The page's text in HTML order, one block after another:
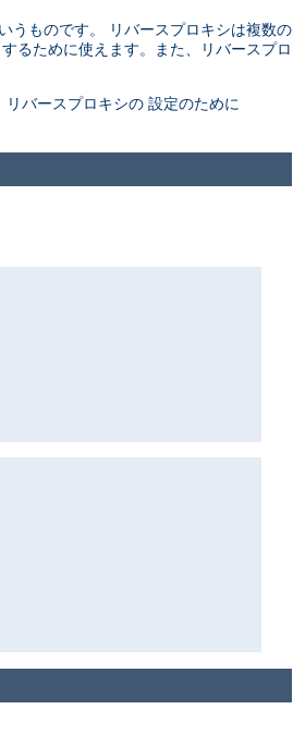
うものです。 リバースプロキシは複数の
るために使えます。また、リバースプロ
バースプロキシの 設定のために